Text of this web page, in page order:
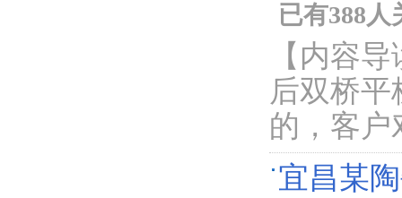
已有388
【内容
后双桥
的，客
宜昌某